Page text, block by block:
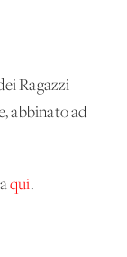
Ragazzi
abbinato ad
qui.